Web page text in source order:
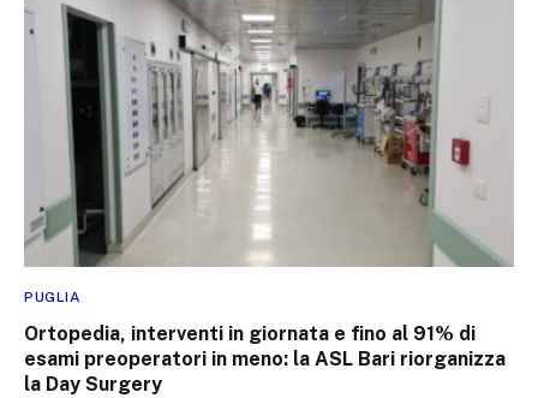
PUGLIA
Ortopedia, interventi in giornata e fino al 91% di
esami preoperatori in meno: la ASL Bari riorganizza
la Day Surgery